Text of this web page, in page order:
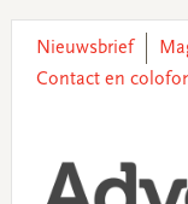
primary
main
primary
footer
Nieuwsbrief
Contact en